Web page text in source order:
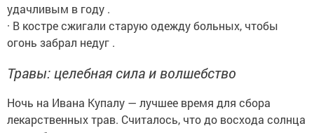
удачливым в году .
· В костре сжигали старую одежду больных, чтобы
огонь забрал недуг .
Травы: целебная сила и волшебство
Ночь на Ивана Купалу — лучшее время для сбора
лекарственных трав. Считалось, что до восхода солнца